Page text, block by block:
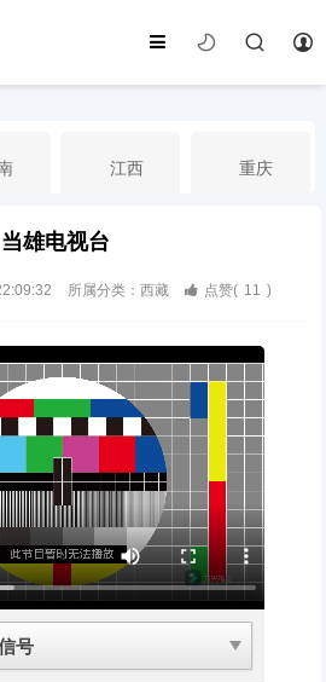
江西 重庆
西藏 新疆
当雄电视台
所属分类：西藏 点赞( 11 )